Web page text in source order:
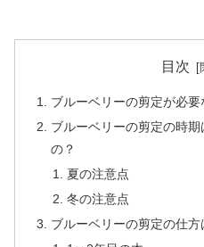
目次
ブルーベリーの剪定が必要
ブルーベリーの剪定の時
の？
夏の注意点
冬の注意点
ブルーベリーの剪定の仕方